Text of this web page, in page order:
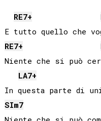
RE7+
RE7+
Niente che si può
LA7+
SIm7